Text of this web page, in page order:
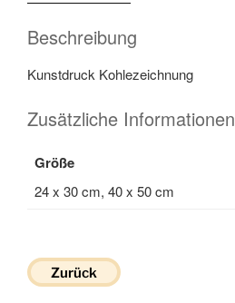
Beschreibung
Kunstdruck Kohlezeichnung
Zusätzliche Informationen
Größe
24 x 30 cm, 40 x 50 cm
Zurück